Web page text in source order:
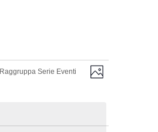
Viste
Evento
Foto
Raggruppa Serie Eventi